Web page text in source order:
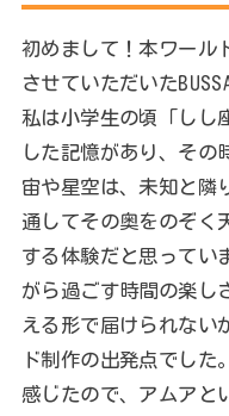
初めまして！本ワール
させていただいた
私は小学生の頃「しし
した記憶があり、その
宙や星空は、未知と隣
通してその奥をのぞく
する体験だと思ってい
がら過ごす時間の楽し
える形で届けられない
ド制作の出発点でし
感じたので、アムアと